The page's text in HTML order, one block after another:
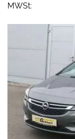
MWSt: